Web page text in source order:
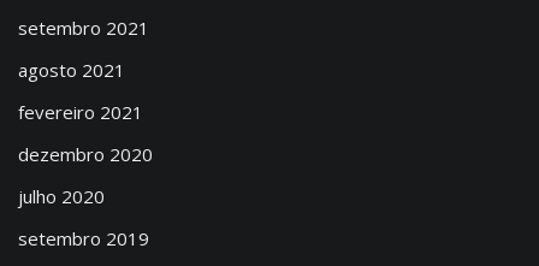
setembro 2021
agosto 2021
fevereiro 2021
dezembro 2020
julho 2020
setembro 2019